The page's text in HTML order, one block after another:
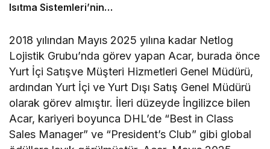
Isıtma Sistemleri’nin
distribütörü oldu
2018 yılından Mayıs 2025 yılına kadar Netlog
Lojistik Grubu’nda görev yapan Acar, burada önce
Yurt İçi Satışve Müşteri Hizmetleri Genel Müdürü,
ardından Yurt İçi ve Yurt Dışı Satış Genel Müdürü
olarak görev almıştır. İleri düzeyde İngilizce bilen
Acar, kariyeri boyunca DHL’de “Best in Class
Sales Manager” ve “President’s Club” gibi global